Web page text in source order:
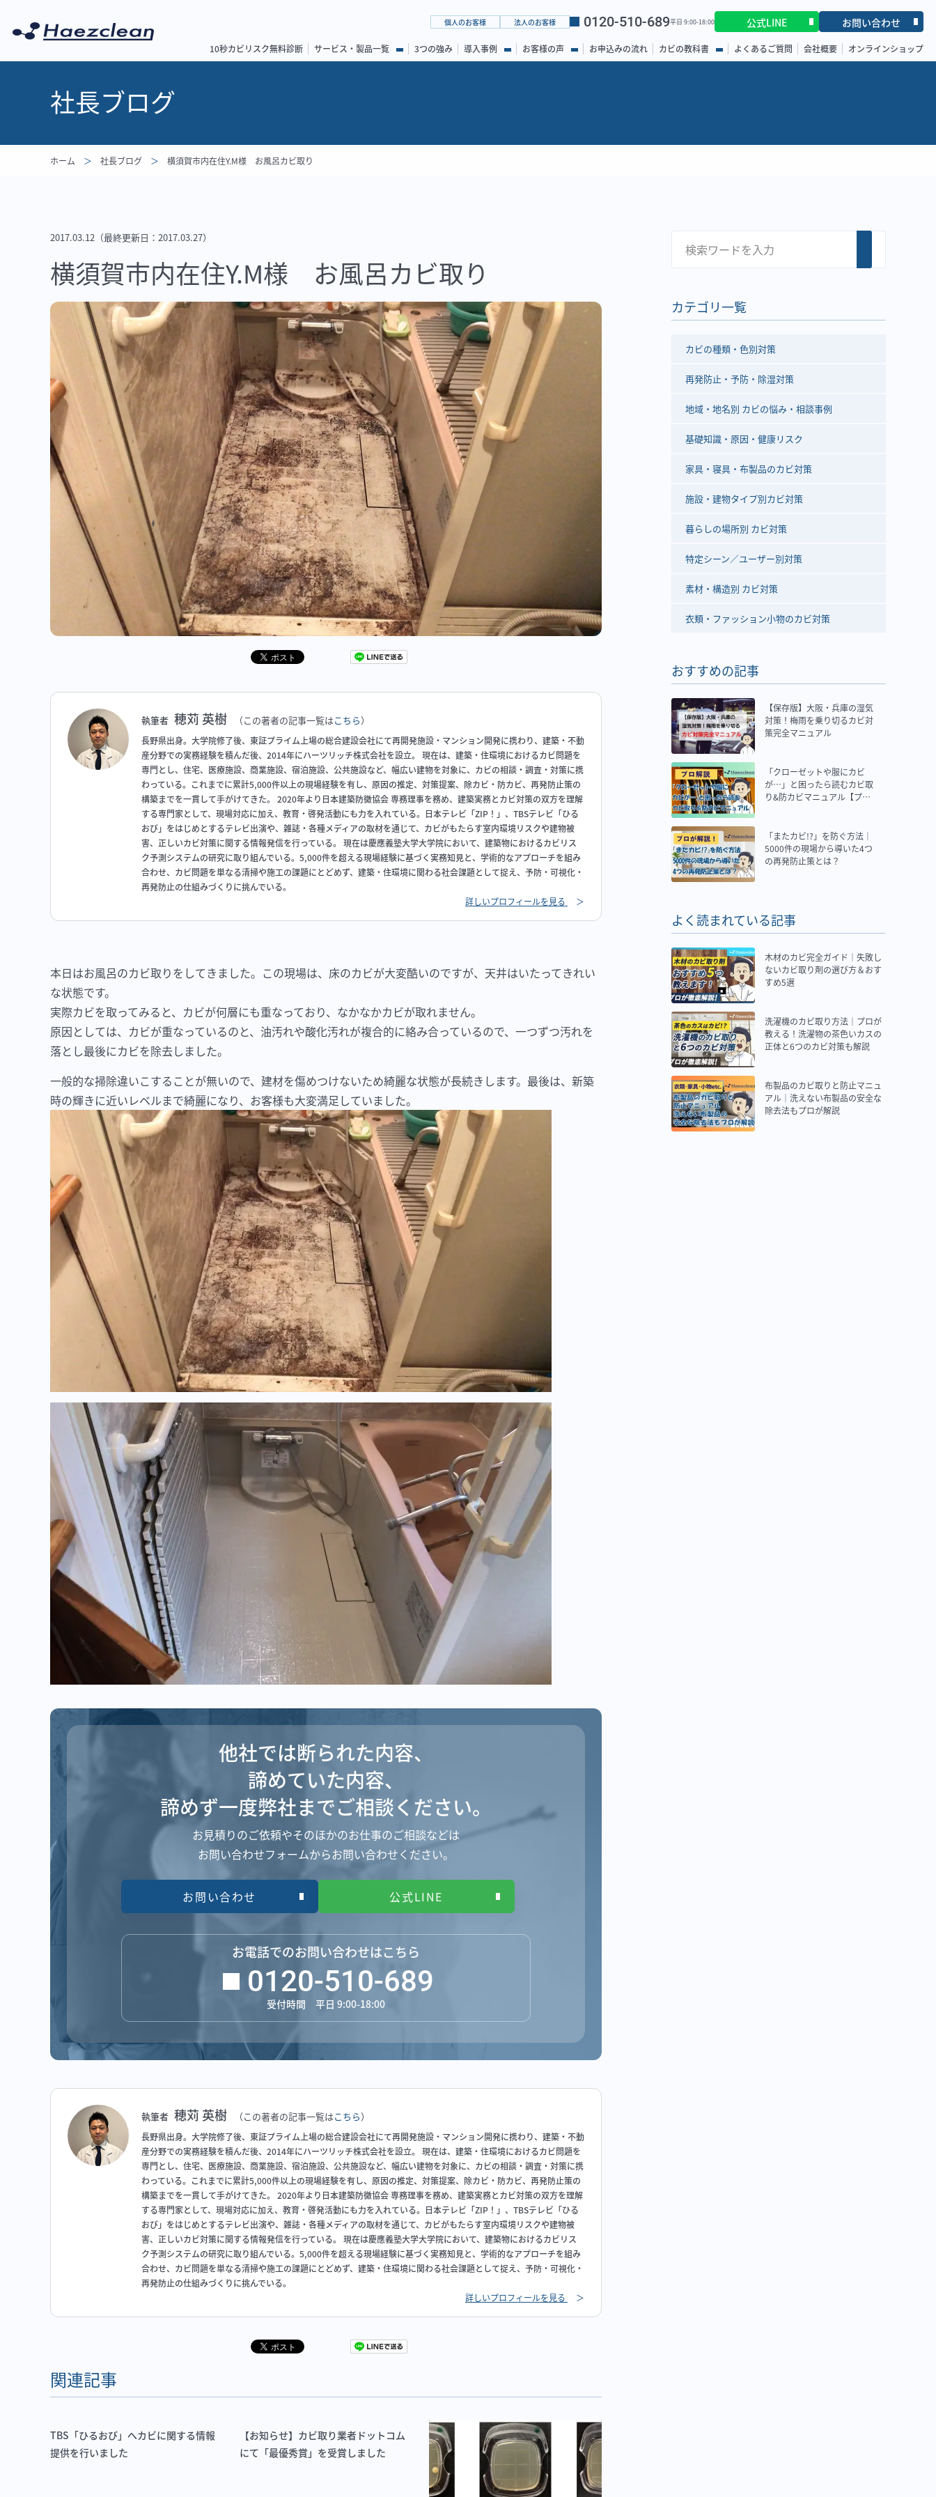
個人のお客様 法人のお客様 0120-510-689平日 9:00-18:00 公式LINE お問い合わせ
10秒カビリスク無料診断 サービス・製品一覧 3つの強み 導入事例 お客様の声 お申込みの流れ カビの教科書 よくあるご質問 会社概要 オンラインショップ
社長ブログ
ホーム 社長ブログ 横須賀市内在住Y.M様 お風呂カビ取り
2017.03.12 （最終更新日： 2017.03.27）
横須賀市内在住Y.M様 お風呂カビ取り
執筆者 穂苅 英樹 （この著者の記事一覧はこちら）
長野県出身。大学院修了後、東証プライム上場の総合建設会社にて再開発施設・マンション開発に携わり、建築・不動
産分野での実務経験を積んだ後、2014年にハーツリッチ株式会社を設立。 現在は、建築・住環境におけるカビ問題を
専門とし、住宅、医療施設、商業施設、宿泊施設、公共施設など、幅広い建物を対象に、カビの相談・調査・対策に携
わっている。これまでに累計5,000件以上の現場経験を有し、原因の推定、対策提案、除カビ・防カビ、再発防止策の
構築までを一貫して手がけてきた。 2020年より日本建築防黴協会 専務理事を務め、建築実務とカビ対策の双方を理解
する専門家として、現場対応に加え、教育・啓発活動にも力を入れている。日本テレビ「ZIP！」、TBSテレビ「ひる
おび」をはじめとするテレビ出演や、雑誌・各種メディアの取材を通じて、カビがもたらす室内環境リスクや建物被
害、正しいカビ対策に関する情報発信を行っている。 現在は慶應義塾大学大学院において、建築物におけるカビリス
ク予測システムの研究に取り組んでいる。5,000件を超える現場経験に基づく実務知見と、学術的なアプローチを組み
合わせ、カビ問題を単なる清掃や施工の課題にとどめず、建築・住環境に関わる社会課題として捉え、予防・可視化・
再発防止の仕組みづくりに挑んでいる。
詳しいプロフィールを見る
＞
本日はお風呂のカビ取りをしてきました。この現場は、床のカビが大変酷いのですが、天井はいたってきれい
な状態です。
実際カビを取ってみると、カビが何層にも重なっており、なかなかカビが取れません。
原因としては、カビが重なっているのと、油汚れや酸化汚れが複合的に絡み合っているので、一つずつ汚れを
落とし最後にカビを除去しました。
一般的な掃除違いこすることが無いので、建材を傷めつけないため綺麗な状態が長続きします。最後は、新築
時の輝きに近いレベルまで綺麗になり、お客様も大変満足していました。
他社では断られた内容、
諦めていた内容、
諦めず一度弊社までご相談ください。
お見積りのご依頼やそのほかのお仕事のご相談などは
お問い合わせフォームからお問い合わせください。
お問い合わせ 公式LINE
お電話でのお問い合わせはこちら
0120-510-689
受付時間 平日 9:00-18:00
執筆者 穂苅 英樹 （この著者の記事一覧はこちら）
長野県出身。大学院修了後、東証プライム上場の総合建設会社にて再開発施設・マンション開発に携わり、建築・不動
産分野での実務経験を積んだ後、2014年にハーツリッチ株式会社を設立。 現在は、建築・住環境におけるカビ問題を
専門とし、住宅、医療施設、商業施設、宿泊施設、公共施設など、幅広い建物を対象に、カビの相談・調査・対策に携
わっている。これまでに累計5,000件以上の現場経験を有し、原因の推定、対策提案、除カビ・防カビ、再発防止策の
構築までを一貫して手がけてきた。 2020年より日本建築防黴協会 専務理事を務め、建築実務とカビ対策の双方を理解
する専門家として、現場対応に加え、教育・啓発活動にも力を入れている。日本テレビ「ZIP！」、TBSテレビ「ひる
おび」をはじめとするテレビ出演や、雑誌・各種メディアの取材を通じて、カビがもたらす室内環境リスクや建物被
害、正しいカビ対策に関する情報発信を行っている。 現在は慶應義塾大学大学院において、建築物におけるカビリス
ク予測システムの研究に取り組んでいる。5,000件を超える現場経験に基づく実務知見と、学術的なアプローチを組み
合わせ、カビ問題を単なる清掃や施工の課題にとどめず、建築・住環境に関わる社会課題として捉え、予防・可視化・
再発防止の仕組みづくりに挑んでいる。
詳しいプロフィールを見る
＞
関連記事
TBS「ひるおび」へカビに関する情報
提供を行いました
【お知らせ】カビ取り業者ドットコム
にて「最優秀賞」を受賞しました
カテゴリ一覧
カビの種類・色別対策
再発防止・予防・除湿対策
地域・地名別 カビの悩み・相談事例
基礎知識・原因・健康リスク
家具・寝具・布製品のカビ対策
施設・建物タイプ別カビ対策
暮らしの場所別 カビ対策
特定シーン／ユーザー別対策
素材・構造別 カビ対策
衣類・ファッション小物のカビ対策
おすすめの記事
【保存版】大阪・兵庫の湿気
対策！梅雨を乗り切るカビ対
策完全マニュアル
「クローゼットや服にカビ
が…」と困ったら読むカビ取
り&防カビマニュアル【プロ
「またカビ!?」を防ぐ方法｜
5000件の現場から導いた4つ
の再発防止策とは？
よく読まれている記事
木材のカビ完全ガイド｜失敗し
ないカビ取り剤の選び方＆おす
すめ5選
洗濯機のカビ取り方法｜プロが
教える！洗濯物の茶色いカスの
正体と6つのカビ対策も解説
布製品のカビ取りと防止マニュ
アル｜洗えない布製品の安全な
除去法もプロが解説